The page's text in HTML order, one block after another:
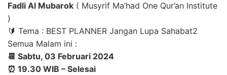
Fadli Al Mubarok ( Musyrif Ma’had One Qur’an Institute
)
🔰 Tema : BEST PLANNER Jangan Lupa Sahabat2
Semua Malam ini :
📆 Sabtu, 03 Februari 2024
⏰ 19.30 WIB – Selesai